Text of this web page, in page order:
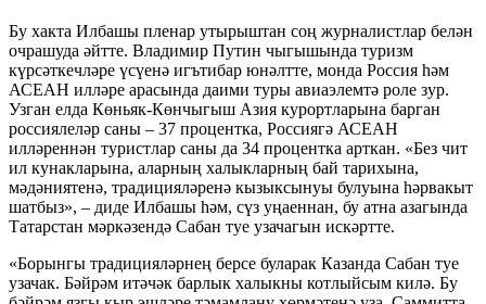
Бу хакта Илбашы пленар утырыштан соң журналистлар белән
очрашуда әйтте. Владимир Путин чыгышында туризм
күрсәткечләре үсүенә игътибар юнәлтте, монда Россия һәм
АСЕАН илләре арасында даими туры авиаэлемтә роле зур.
Узган елда Көньяк-Көнчыгыш Азия курортларына барган
россиялеләр саны – 37 процентка, Россиягә АСЕАН
илләреннән туристлар саны да 34 процентка арткан. «Без чит
ил кунакларына, аларның халыкларның бай тарихына,
мәдәниятенә, традицияләренә кызыксынуы булуына һәрвакыт
шатбыз», – диде Илбашы һәм, сүз уңаеннан, бу атна азагында
Татарстан мәркәзендә Сабан туе узачагын искәртте.
«Борынгы традицияләрнең берсе буларак Казанда Сабан туе
узачак. Бәйрәм итәчәк барлык халыкны котлыйсым килә. Бу